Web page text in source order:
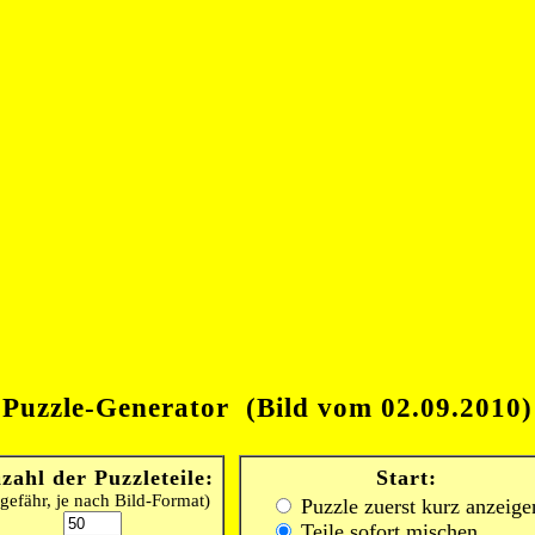
Puzzle-Generator (Bild vom 02.09.2010)
der Puzzleteile:
je nach Bild-Format)
Start:
Puzzle zuerst kurz